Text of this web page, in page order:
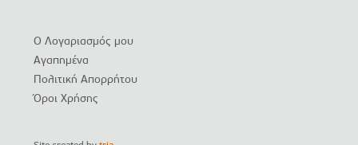
Ο Λογαριασμός μου
Αγαπημένα
Πολιτική Απορρήτου
Όροι Χρήσης